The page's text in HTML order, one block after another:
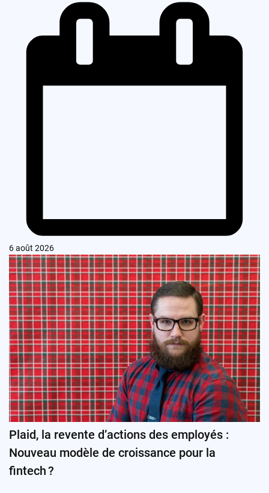
6 août 2026
Plaid, la revente d’actions des employés :
Nouveau modèle de croissance pour la
fintech ?